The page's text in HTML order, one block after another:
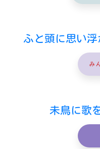
ふと頭に思い
み
未鳥に歌